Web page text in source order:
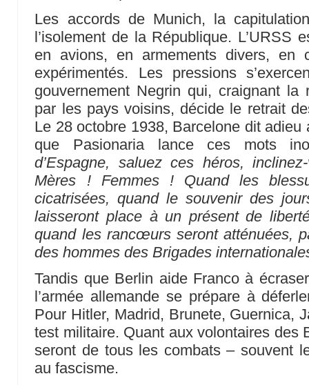
Les accords de Munich, la
l’isolement de la République. L’URSS
en avions, en armements divers, en
expérimentés. Les pressions
gouvernement Negrin qui, craignant la
par les pays voisins, décide le retrait
Le 28 octobre 1938, Barcelone dit adieu
que Pasionaria lance ces mots
d’Espagne, saluez ces héros,
Mères ! Femmes ! Quand les
cicatrisées, quand le souvenir des
laisseront place à un présent de
quand les rancœurs seront atténuées,
des hommes des Brigades
Tandis que Berlin aide Franco à
l’armée allemande se prépare à
Pour Hitler, Madrid, Brunete, Guernica,
test militaire. Quant aux volontaires des
seront de tous les combats – souvent
au fascisme.